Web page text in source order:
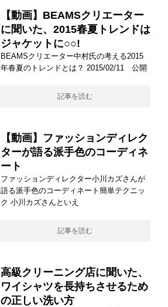
【動画】BEAMSクリエーター
に聞いた、2015春夏トレンドは
ジャケットに○○!
BEAMSクリエーター中村氏の考える2015
年春夏のトレンドとは？ 2015/02/11 公開
記事を読む
【動画】ファッションディレク
ターが語る派手色のコーディネ
ート
ファッションディレクター小川カズさんが
語る派手色のコーディネート簡単テクニッ
ク 小川カズさんといえ
記事を読む
高級クリーニング店に聞いた、
ワイシャツを長持ちさせるため
の正しい洗い方